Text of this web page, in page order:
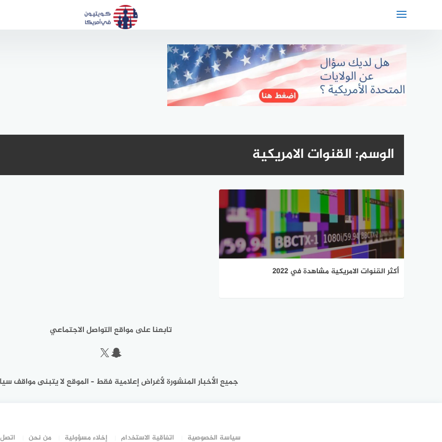
الوسم:القنوات الامريكية
أكثر القنوات الامريكية مشاهدة في 2022
تابعنا على مواقع التواصل الاجتماعي
سناب شات
إكس
جميع الأخبار المنشورة لأغراض إعلامية فقط – الموقع لا يتبنى مواقف
سياسة الخصوصية اتفاقية الاستخدام إخلاء مسؤولية من نحن